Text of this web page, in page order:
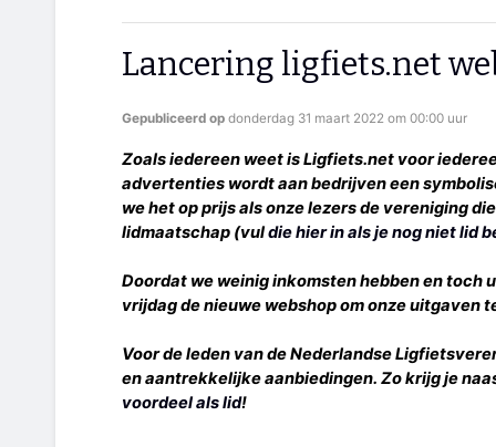
Lancering ligfiets.net
Gepubliceerd op donderdag 31 maart 2022 om 00:00 uur
Zoals iedereen weet is Ligfiets.net voor
advertenties wordt aan bedrijven een
we het op prijs als onze lezers de vereniging
lidmaatschap (vuldie hier in als je nog niet lid
Doordat we weinig inkomsten hebben en toch
vrijdag de nieuwe webshop om onze uitgaven
Voor de leden van de Nederlandse
en aantrekkelijke aanbiedingen. Zo krijg je
voordeel als lid!